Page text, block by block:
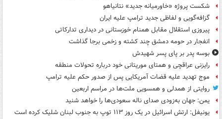
شکست پروژه «خاورمیانه جدید» نتانیاهو
گزافه‌گویی و لفاظی جدید ترامپ علیه ایران
پیروزی استقلال مقابل همنام خوزستانی در دیداری تدارکاتی
انفجار در حومه دمشق چند کشته و زخمی برجا گذاشت
بوسه‌ پدر بر پای پسر شهیدش
رایزنی عراقچی و همتای موریتانی خود درباره تحولات منطقه
موج تهدید علیه قضات آمریکایی پس از صدور حکم علیه ترامپ
روایتی از همدلی و همسویی ملت‌ها در مراسم اربعین
یمن: جهان به‌زودی صدای ناله سعودی‌ها را خواهد شنید
یونیفل: ارتش اسرائیل در یک روز ۱۱۳ توپ به جنوب لبنان شلیک کرده است